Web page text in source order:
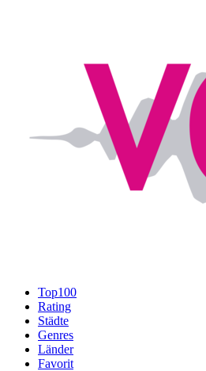
Top100
Rating
Städte
Genres
Länder
Favorit